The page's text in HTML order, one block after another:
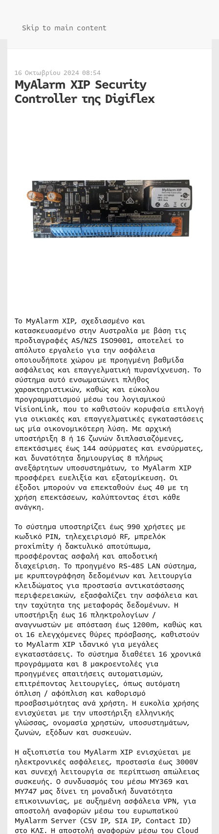
Skip to main content
16 Οκτωβρίου 2024 08:54
MyAlarm XIP Security
Controller της Digiflex
Το MyAlarm XIP, σχεδιασμένο και
κατασκευασμένο στην Αυστραλία με βάση τις
προδιαγραφές AS/NZS ISO9001, αποτελεί το
απόλυτο εργαλείο για την ασφάλεια
οποιουδήποτε χώρου με προηγμένη βαθμίδα
ασφάλειας και επαγγελματική πυρανίχνευση. Το
σύστημα αυτό ενσωματώνει πλήθος
χαρακτηριστικών, καθώς και εύκολου
προγραμματισμού μέσω του λογισμικού
VisionLink, που το καθιστούν κορυφαία επιλογή
για οικιακές και επαγγελματικές εγκαταστάσεις
ως μία οικονομικότερη λύση. Με αρχική
υποστήριξη 8 ή 16 ζωνών διπλασιαζόμενες,
επεκτάσιμες έως 144 ασύρματες και ενσύρματες,
και δυνατότητα δημιουργίας 8 πλήρως
ανεξάρτητων υποσυστημάτων, το MyAlarm XIP
προσφέρει ευελιξία και εξατομίκευση. Οι
έξοδοι μπορούν να επεκταθούν έως 40 με τη
χρήση επεκτάσεων, καλύπτοντας έτσι κάθε
ανάγκη.
Το σύστημα υποστηρίζει έως 990 χρήστες με
κωδικό PIN, τηλεχειρισμό RF, μπρελόκ
proximity ή δακτυλικό αποτύπωμα,
προσφέροντας ασφαλή και αποδοτική
διαχείριση. Το προηγμένο RS-485 LAN σύστημα,
με κρυπτογράφηση δεδομένων και λειτουργία
κλειδώματος για προστασία αντικατάστασης
περιφερειακών, εξασφαλίζει την ασφάλεια και
την ταχύτητα της μεταφοράς δεδομένων. Η
υποστήριξη έως 16 πληκτρολογίων /
αναγνωστών με απόσταση έως 1200m, καθώς και
οι 16 ελεγχόμενες θύρες πρόσβασης, καθιστούν
το MyAlarm XIP ιδανικό για μεγάλες
εγκαταστάσεις. Το σύστημα διαθέτει 16 χρονικά
προγράμματα και 8 μακροεντολές για
προηγμένες απαιτήσεις αυτοματισμών,
επιτρέποντας λειτουργίες, όπως αυτόματη
όπλιση / αφόπλιση και καθορισμό
προσβασιμότητας ανά χρήστη. Η ευκολία χρήσης
ενισχύεται με την υποστήριξη ελληνικής
γλώσσας, ονομασία χρηστών, υποσυστημάτων,
ζωνών, εξόδων και συσκευών.
Η αξιοπιστία του MyAlarm XIP ενισχύεται με
ηλεκτρονικές ασφάλειες, προστασία έως 3000V
και συνεχή λειτουργία σε περίπτωση απώλειας
συσκευής. Ο συνδυασμός του μέσω MY369 και
MY747 μας δίνει τη μοναδική δυνατότητα
επικοινωνίας, με αυξημένη ασφάλεια VPN, για
αποστολή αναφορών μέσω του ευρωπαϊκού
MyAlarm Server (CSV IP, SIA IP, Contact ID)
στο ΚΛΣ. Η αποστολή αναφορών μέσω του Cloud